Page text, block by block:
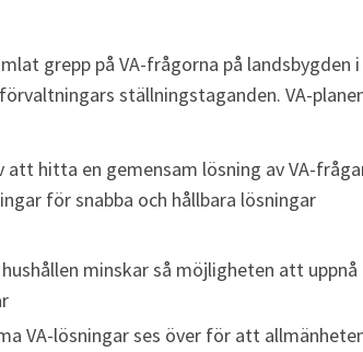
grepp på VA-frågorna på landsbygden i
ställningstaganden. VA-
hitta en gemensam lösning av VA-
för snabba och hållbara lösningar
minskar så möjligheten att
VA-lösningar ses över för att